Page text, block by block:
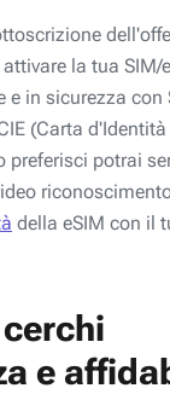
la tua SIM/
e in sicurezza con
(Carta
preferisci potrai
della eSIM con il
e